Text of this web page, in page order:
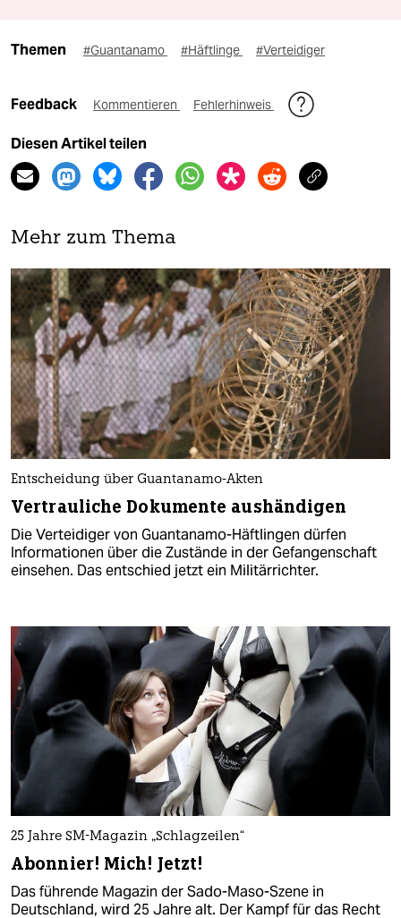
Themen #Guantanamo #Häftlinge #Verteidiger
Feedback Kommentieren Fehlerhinweis
Diesen Artikel teilen
Mehr zum Thema
Entscheidung über Guantanamo-Akten
Vertrauliche Dokumente aushändigen
Die Verteidiger von Guantanamo-Häftlingen dürfen
Informationen über die Zustände in der Gefangenschaft
einsehen. Das entschied jetzt ein Militärrichter.
25 Jahre SM-Magazin „Schlagzeilen“
Abonnier! Mich! Jetzt!
Das führende Magazin der Sado-Maso-Szene in
Deutschland, wird 25 Jahre alt. Der Kampf für das Recht